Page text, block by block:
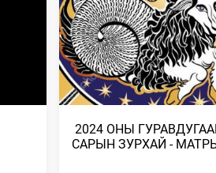
НЭМЭЛТ БҮТЭЭГ…
2026/07/27
2024 ОНЫ
САРЫН ЗУРХАЙ -